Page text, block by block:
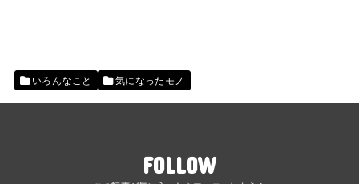
いろんなこと 気になったモノ
FOLLOW